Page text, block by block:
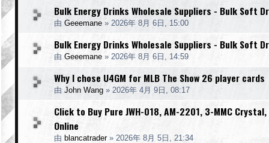
Bulk Energy Drinks Wholesale Suppliers - Bulk Soft
由 Geeemane » 2026年 8月 6日, 15:00
Bulk Energy Drinks Wholesale Suppliers - Bulk Soft
由 Geeemane » 2026年 8月 6日, 14:59
Why I chose U4GM for MLB The Show 26 player cards
由 John Wang » 2026年 4月 9日, 08:17
Click to Buy Pure JWH-018, AM-2201, 3-MMC
Online
由 blancatrader» 2026年 8月 5日, 21:34